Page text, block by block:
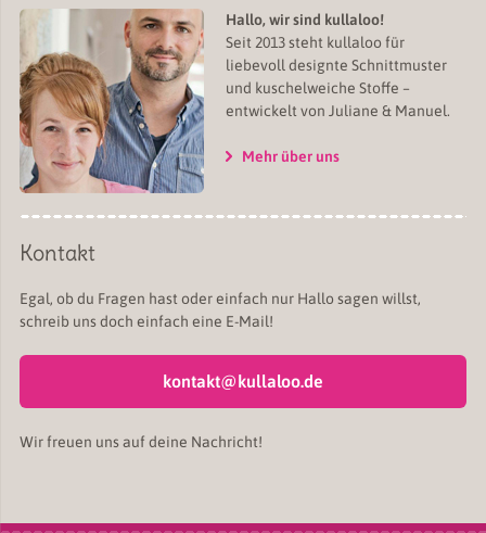
Hallo, wir sind kullaloo!
Seit 2013 steht kullaloo für
liebevoll designte Schnittmuster
und kuschelweiche Stoffe –
entwickelt von Juliane & Manuel.
Mehr über uns
Kontakt
Egal, ob du Fragen hast oder einfach nur Hallo sagen willst,
schreib uns doch einfach eine E-Mail!
kontakt@kullaloo.de
Wir freuen uns auf deine Nachricht!